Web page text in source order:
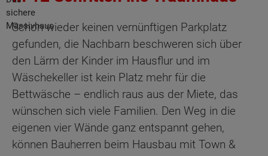
Schon wieder keinen vernünftigen Parkplatz
gefunden, die Nachbarn beschweren sich über
den Lärm der Kinder im Hausflur und im
Wäschekeller ist kein Platz mehr für die
Bettwäsche – endlich raus aus der Miete, das
wünschen sich viele Familien. Den Weg in die
eigenen vier Wände ganz entspannt gehen,
können Bauherren beim Hausbau mit Town &
Wonach möchten Sie suchen?